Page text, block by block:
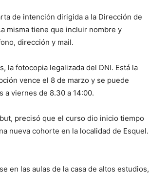
de intención dirigida a la Dirección de
misma tiene que incluir nombre y
dirección y mail.
la fotocopia legalizada del DNI. Está la
vence el 8 de marzo y se puede
a viernes de 8.30 a 14:00.
precisó que el curso dio inicio tiempo
nueva cohorte en la localidad de Esquel.
en las aulas de la casa de altos estudios,